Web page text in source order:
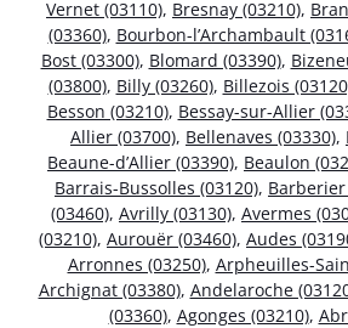
Vernet (03110), Bresnay (03210),
(03360), Bourbon-l’Archambault
Bost (03300), Blomard (03390),
(03800), Billy (03260), Billezois
Besson (03210), Bessay-sur-Allier
Allier (03700), Bellenaves (03330),
Beaune-d’Allier (03390), Beaulon
Barrais-Bussolles (03120), Barberier
(03460), Avrilly (03130), Avermes
(03210), Aurouër (03460), Audes
Arronnes (03250), Arpheuilles-
Archignat (03380), Andelaroche
(03360), Agonges (03210),